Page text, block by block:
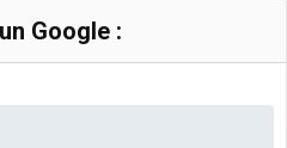
Google :